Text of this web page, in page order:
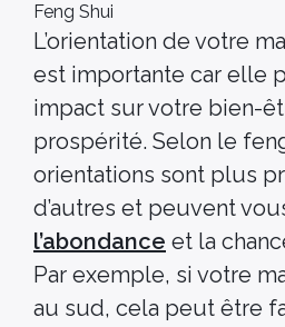
Feng Shui
L’orientation de votre
est importante car elle
impact sur votre bien-
prospérité. Selon le
orientations sont plus
d’autres et peuvent
l’abondance et la
Par exemple, si votre
au sud, cela peut être